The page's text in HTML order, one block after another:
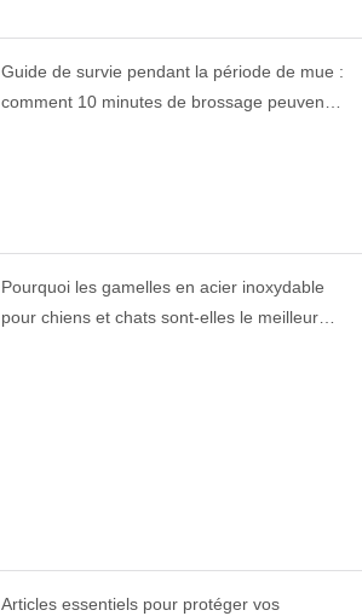
Guide de survie pendant la période de mue :
comment 10 minutes de brossage peuvent
Pourquoi les gamelles en acier inoxydable
pour chiens et chats sont-elles le meilleur
Articles essentiels pour protéger vos